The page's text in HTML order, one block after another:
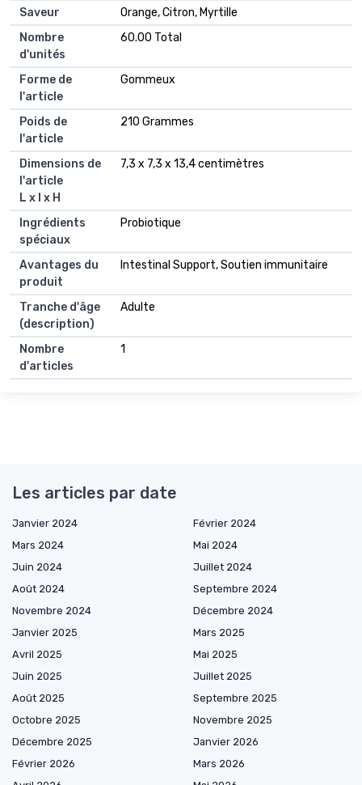
Saveur
Orange, Citron, Myrtille
Nombre
d'unités
60.00 Total
Forme de
l'article
Gommeux
Poids de
l'article
210 Grammes
Dimensions de
l'article
L x l x H
7,3 x 7,3 x 13,4 centimètres
Ingrédients
spéciaux
Probiotique
Avantages du
produit
Intestinal Support, Soutien immunitaire
Tranche d'âge
(description)
Adulte
Nombre
d'articles
1
Les articles par date
Janvier 2024
Février 2024
Mars 2024
Mai 2024
Juin 2024
Juillet 2024
Août 2024
Septembre 2024
Novembre 2024
Décembre 2024
Janvier 2025
Mars 2025
Avril 2025
Mai 2025
Juin 2025
Juillet 2025
Août 2025
Septembre 2025
Octobre 2025
Novembre 2025
Décembre 2025
Janvier 2026
Février 2026
Mars 2026